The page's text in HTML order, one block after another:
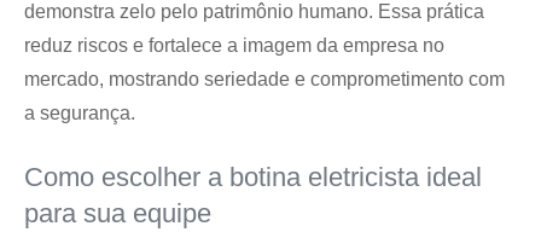
demonstra zelo pelo patrimônio humano. Essa prática
reduz riscos e fortalece a imagem da empresa no
mercado, mostrando seriedade e comprometimento com
a segurança.
Como escolher a botina eletricista ideal
para sua equipe